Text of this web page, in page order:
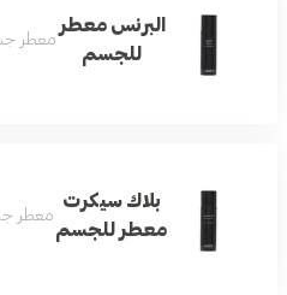
البرنس معطر
للجسم
معطر
بلاك سيكرت
معطر للجسم
معطر